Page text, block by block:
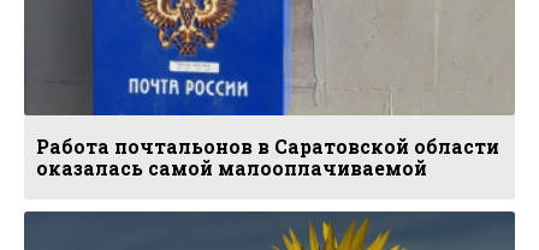
Работа почтальонов в Саратовской области
оказалась самой малооплачиваемой